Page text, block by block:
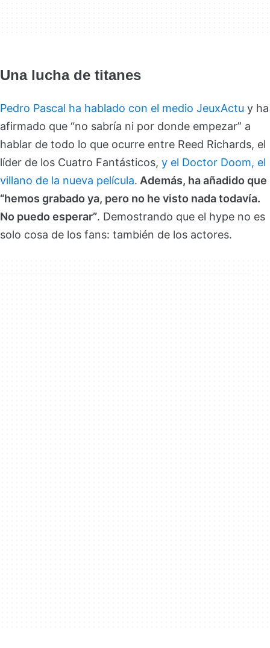
Una lucha de titanes
Pedro Pascal ha hablado con el medio JeuxActu y ha
afirmado que “no sabría ni por donde empezar” a
hablar de todo lo que ocurre entre Reed Richards, el
líder de los Cuatro Fantásticos, y el Doctor Doom, el
villano de la nueva película. Además, ha añadido que
“hemos grabado ya, pero no he visto nada todavía.
No puedo esperar”. Demostrando que el hype no es
solo cosa de los fans: también de los actores.